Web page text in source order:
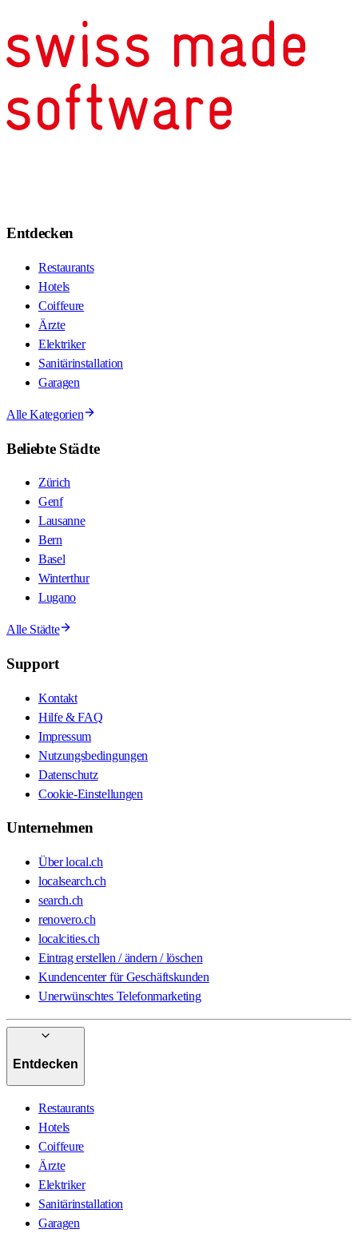
Entdecken
Restaurants
Hotels
Coiffeure
Ärzte
Elektriker
Sanitärinstallation
Garagen
Alle Kategorien
Beliebte Städte
Zürich
Genf
Lausanne
Bern
Basel
Winterthur
Lugano
Alle Städte
Support
Kontakt
Hilfe & FAQ
Impressum
Nutzungsbedingungen
Datenschutz
Cookie-Einstellungen
Unternehmen
Über local.ch
localsearch.ch
search.ch
renovero.ch
localcities.ch
Eintrag erstellen / ändern / löschen
Kundencenter für Geschäftskunden
Unerwünschtes Telefonmarketing
Entdecken
Restaurants
Hotels
Coiffeure
Ärzte
Elektriker
Sanitärinstallation
Garagen